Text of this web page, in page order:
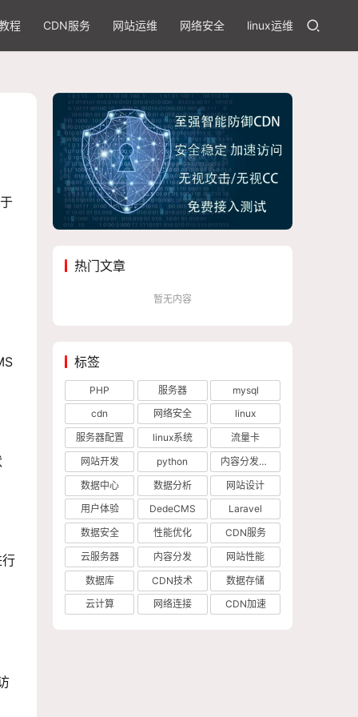
程 CDN服务 网站运维 网络安全 linux运维
热门文章
暂无内容
标签
PHP 服务器
mysql
cdn
网络安全
linux
服务器配置
linux系统
流量卡
网站开发
python
内容分发网络
数据中心
数据分析
网站设计
用户体验
DedeCMS
Laravel
数据安全
性能优化
CDN服务
云服务器
内容分发
网站性能
数据库
CDN技术
数据存储
云计算
网络连接 CDN加速